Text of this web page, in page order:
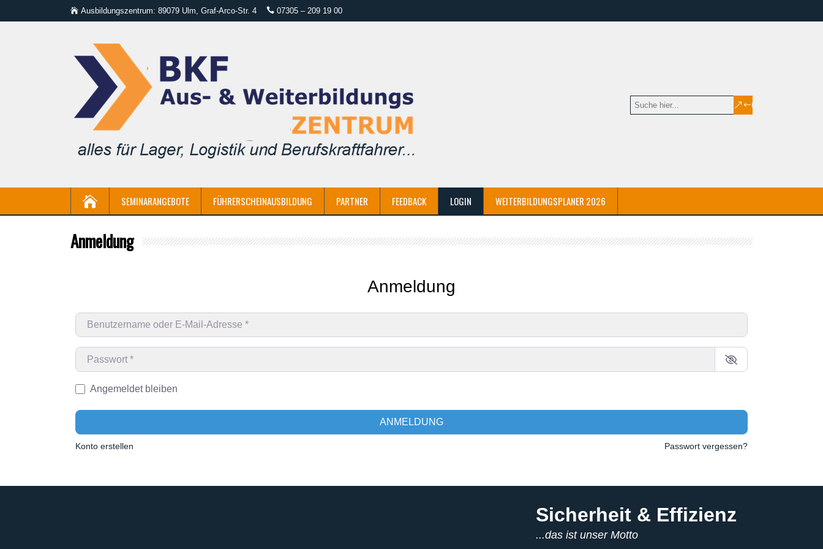
Ausbildungszentrum: 89079 Ulm, Graf-Arco-Str. 4 07305 – 209 19 00
SEMINARANGEBOTE FÜHRERSCHEINAUSBILDUNG PARTNER FEEDBACK LOGIN WEITERBILDUNGSPLANER 2026
Anmeldung
Anmeldung
Benutzername oder E-Mail-Adresse
Passwort
Angemeldet bleiben
ANMELDUNG
Konto erstellen Passwort vergessen?
Sicherheit & Effizienz
...das ist unser Motto